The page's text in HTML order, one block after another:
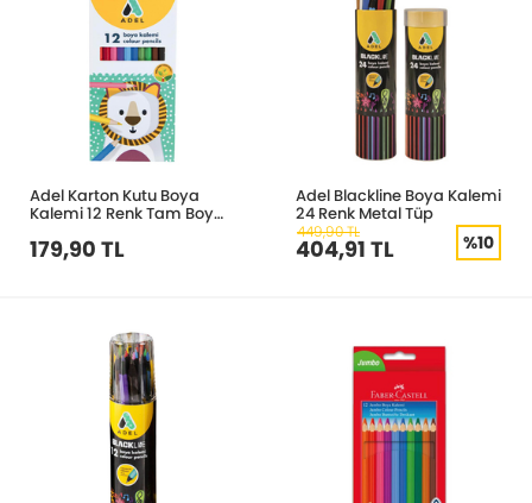
Adel Karton Kutu Boya
Kalemi 12 Renk Tam Boy
179,90 TL
Adel Blackline Boya Kalemi
24 Renk Metal Tüp
449,90 TL
404,91 TL %10